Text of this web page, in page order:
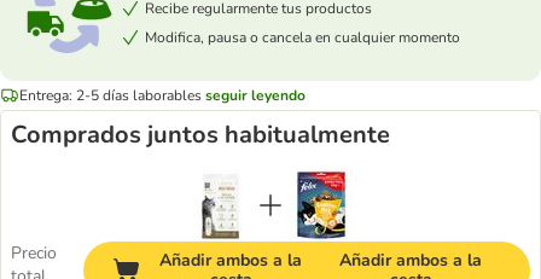
Recibe regularmente tus productos
Modifica, pausa o cancela en cualquier momento
Entrega: 2-5 días laborablesseguir leyendo
Comprados juntos habitualmente
Precio
Añadir ambos a la
Añadir ambos a la